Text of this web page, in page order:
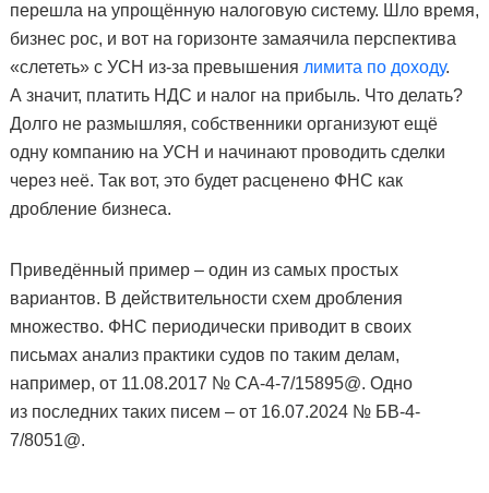
перешла на упрощённую налоговую систему. Шло время,
бизнес рос, и вот на горизонте замаячила перспектива
«слететь» с УСН из-за превышения лимита по доходу.
А значит, платить НДС и налог на прибыль. Что делать?
Долго не размышляя, собственники организуют ещё
одну компанию на УСН и начинают проводить сделки
через неё. Так вот, это будет расценено ФНС как
дробление бизнеса.
Приведённый пример – один из самых простых
вариантов. В действительности схем дробления
множество. ФНС периодически приводит в своих
письмах анализ практики судов по таким делам,
например, от 11.08.2017 № СА-4-7/15895@. Одно
из последних таких писем – от 16.07.2024 № БВ-4-
7/8051@.